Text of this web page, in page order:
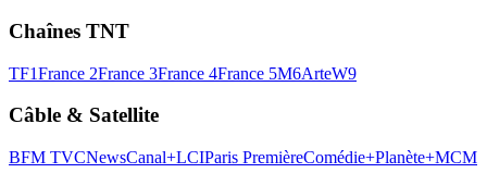
Chaînes TNT
TF1France 2France 3France 4France 5M6ArteW9
Câble & Satellite
BFM TVCNewsCanal+LCIParis PremièreComédie+Planète+MCM